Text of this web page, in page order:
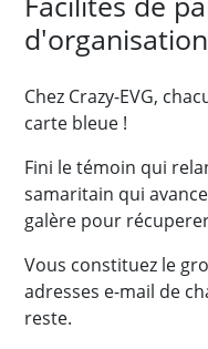
d'organisation
Chez Crazy-EVG,
carte bleue !
Fini le témoin qui
samaritain qui
galère pour
Vous constituez le
adresses e-mail de
reste.